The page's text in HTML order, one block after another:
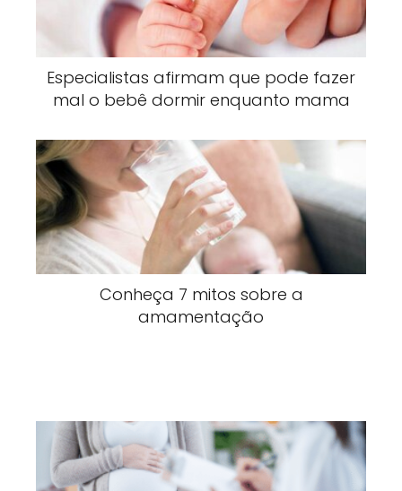
Especialistas afirmam que pode fazer
mal o bebê dormir enquanto mama
Conheça 7 mitos sobre a
amamentação